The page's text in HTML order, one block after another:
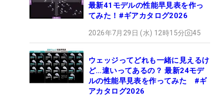
最新41モデルの性能早見表を作っ
てみた！#ギアカタログ2026
2026年7月29日 (水) 12時15分 45
ウェッジってどれも一緒に見えるけ
ど…違いってあるの？ 最新24モデ
ルの性能早見表を作ってみた #ギ
アカタログ2026